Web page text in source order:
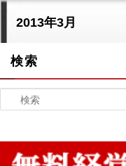
2013年3月
検索